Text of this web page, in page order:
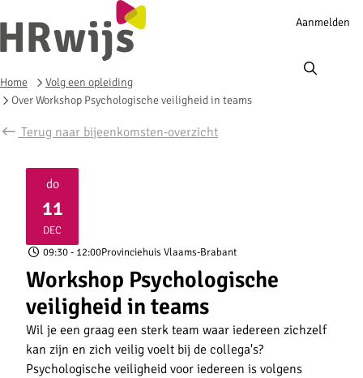
Account
Aanmelden
Home
Volg een opleiding
Over Workshop Psychologische veiligheid in teams
Terug naar bijeenkomsten-overzicht
do
11
DEC
2025
09:30- 12:00Provinciehuis Vlaams-Brabant
Workshop Psychologische
veiligheid in teams
Wil je een graag een sterk team waar iedereen zichzelf
kan zijn en zich veilig voelt bij de collega's?
Psychologische veiligheid voor iedereen is volgens